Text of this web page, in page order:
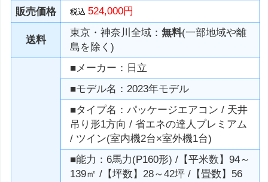
販売価格
税込 524,000円
送料
東京・神奈川全域：無料(一部地域や離
島を除く)
■メーカー：日立
■モデル名：2023年モデル
■タイプ名：パッケージエアコン / 天井
吊り形1方向 / 省エネの達人プレミアム
/ ツイン(室内機2台×室外機1台)
■能力：6馬力(P160形) /【平米数】94～
139㎡ /【坪数】28～42坪 /【畳数】56